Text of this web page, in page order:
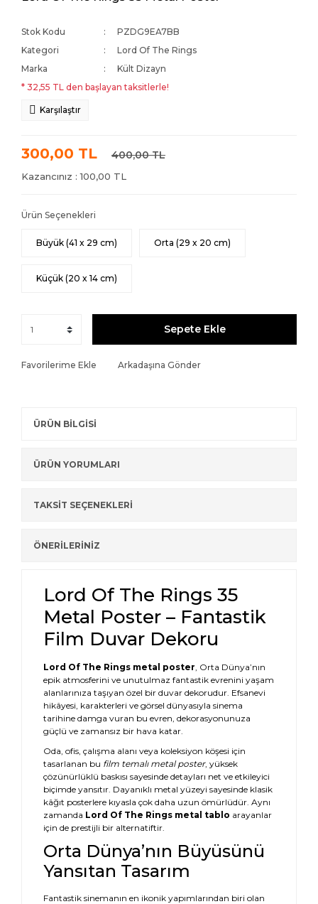
Stok Kodu
PZDG9EA7BB
Kategori
Lord Of The Rings
Marka
Kült Dizayn
* 32,55 TL den başlayan taksitlerle!
Karşılaştır
300,00 TL 400,00 TL
Kazancınız : 100,00 TL
Ürün Seçenekleri
Büyük (41 x 29 cm) Orta (29 x 20 cm)
Küçük (20 x 14 cm)
Sepete Ekle
Favorilerime Ekle Arkadaşına Gönder
ÜRÜN BİLGİSİ
ÜRÜN YORUMLARI
TAKSİT SEÇENEKLERİ
ÖNERİLERİNİZ
Lord Of The Rings 35
Metal Poster – Fantastik
Film Duvar Dekoru
Lord Of The Rings metal poster, Orta Dünya’nın
epik atmosferini ve unutulmaz fantastik evrenini yaşam
alanlarınıza taşıyan özel bir duvar dekorudur. Efsanevi
hikâyesi, karakterleri ve görsel dünyasıyla sinema
tarihine damga vuran bu evren, dekorasyonunuza
güçlü ve zamansız bir hava katar.
Oda, ofis, çalışma alanı veya koleksiyon köşesi için
tasarlanan bu film temalı metal poster, yüksek
çözünürlüklü baskısı sayesinde detayları net ve etkileyici
biçimde yansıtır. Dayanıklı metal yüzeyi sayesinde klasik
kâğıt posterlere kıyasla çok daha uzun ömürlüdür. Aynı
zamanda Lord Of The Rings metal tablo arayanlar
için de prestijli bir alternatiftir.
Orta Dünya’nın Büyüsünü
Yansıtan Tasarım
Fantastik sinemanın en ikonik yapımlarından biri olan